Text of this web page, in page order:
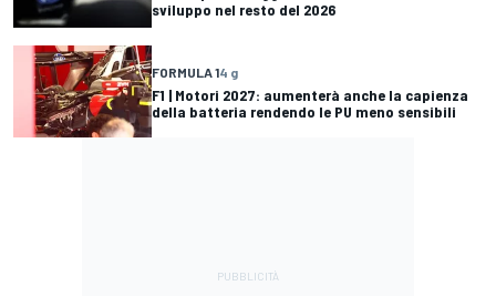
sviluppo nel resto del 2026
FORMULA 14 g
F1 | Motori 2027: aumenterà anche la capienza
della batteria rendendo le PU meno sensibili